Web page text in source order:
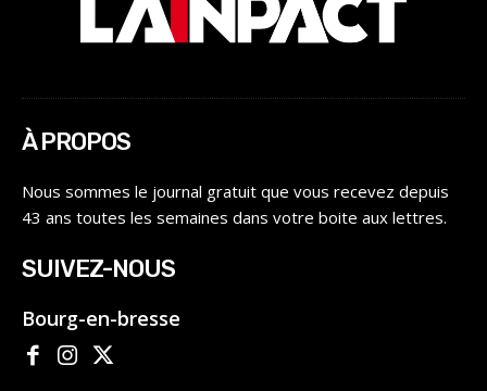
À PROPOS
Nous sommes le journal gratuit que vous recevez depuis
43 ans toutes les semaines dans votre boite aux lettres.
SUIVEZ-NOUS
Bourg-en-bresse